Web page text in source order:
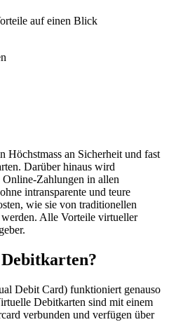
Höchstmass an Sicherheit und fast
Darüber hinaus wird
Zahlungen in allen
intransparente und teure
wie sie von traditionellen
Alle Vorteile virtueller
Debit Card) funktioniert genauso
Debitkarten sind mit einem
verbunden und verfügen über